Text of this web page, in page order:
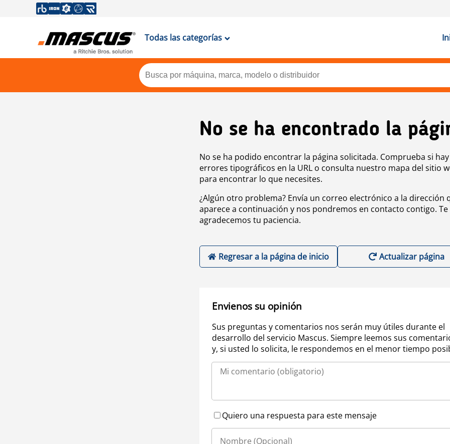
Todas las categorías
No se ha encontrado la
No se ha podido encontrar la página solicitada. Comprueba si hay
errores tipográficos en la URL o consulta nuestro mapa del sitio
para encontrar lo que necesites.
¿Algún otro problema? Envía un correo electrónico a la dirección
aparece a continuación y nos pondremos en contacto contigo. Te
agradecemos tu paciencia.
Regresar a la página de inicio Actualizar página
Envienos su opinión
Sus preguntas y comentarios nos serán muy útiles durante el
desarrollo del servicio Mascus. Siempre leemos sus
y, si usted lo solicita, le respondemos en el menor tiempo
Quiero una respuesta para este mensaje